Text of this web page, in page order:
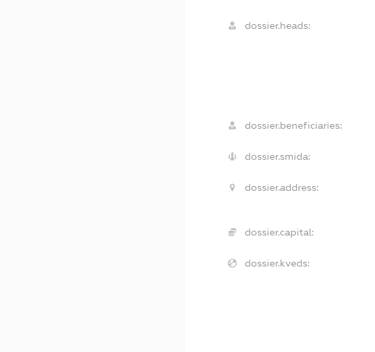
dossier.heads:
dossier.beneficiaries:
dossier.smida:
dossier.address:
dossier.capital:
dossier.kveds: